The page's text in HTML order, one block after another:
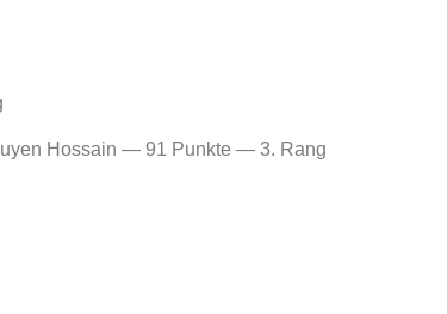
Hossain — 91 Punkte — 3. Rang